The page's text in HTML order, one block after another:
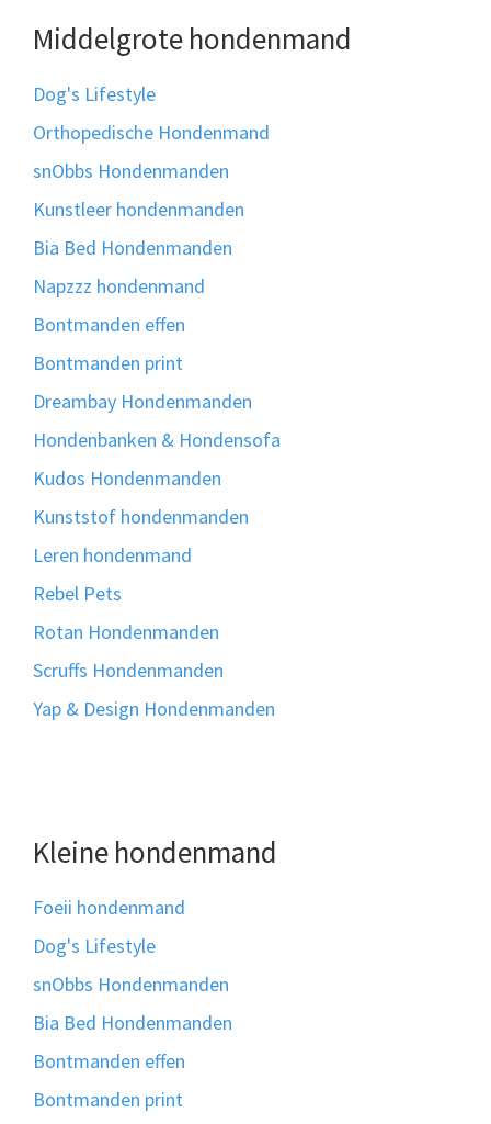
Middelgrote hondenmand
Dog's Lifestyle
Orthopedische Hondenmand
snObbs Hondenmanden
Kunstleer hondenmanden
Bia Bed Hondenmanden
Napzzz hondenmand
Bontmanden effen
Bontmanden print
Dreambay Hondenmanden
Hondenbanken & Hondensofa
Kudos Hondenmanden
Kunststof hondenmanden
Leren hondenmand
Rebel Pets
Rotan Hondenmanden
Scruffs Hondenmanden
Yap & Design Hondenmanden
Kleine hondenmand
Foeii hondenmand
Dog's Lifestyle
snObbs Hondenmanden
Bia Bed Hondenmanden
Bontmanden effen
Bontmanden print